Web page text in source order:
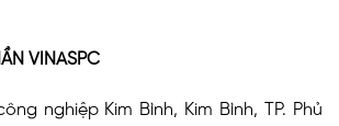
VINASPC
nghiệp Kim Bình, Kim Bình, TP. Phủ